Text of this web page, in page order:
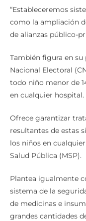
“Estableceremos
como la ampliación
de alianzas público-
También figura en
Nacional Electoral
todo niño menor de
en cualquier hospital.
Ofrece garantizar
resultantes de estas
los niños en
Salud Pública (MSP).
Plantea igualmente
sistema de la
de medicinas e
grandes cantidades